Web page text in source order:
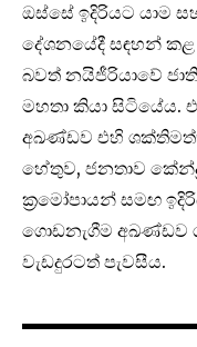
ඔස්සේ ඉදිරියට යාම
දේශනයේදී සඳහන්
බවත් නයිජීරියාවේ
මහතා කියා
අඛණ්ඩව එහි
හේතුව, ජනතාව
ක්‍රමෝපායන් සමඟ
ගොඩනැගීම අඛණ්ඩව
වැඩදුරටත් පැවසීය.